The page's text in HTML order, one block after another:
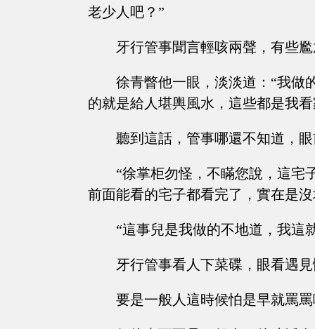
老少人吧？”
牙行管事聞言輕咳兩聲，有些
徐青瞥他一眼，淡淡道：“我做
的就是給人堪輿風水，這些都是我
聽到這話，管事哪還不知道，
“徐掌柜勿怪，不瞞您說，這宅
前面能看的宅子都看完了，實在是沒
“這事兒是我做的不地道，我這
牙行管事看人下菜碟，眼看遇
要是一般人這時候怕是早就罵